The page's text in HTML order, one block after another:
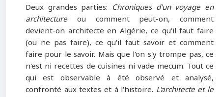
Deux grandes parties: Chroniques d'un voyage en
architecture ou comment peut-on, comment
devient-on architecte en Algérie, ce qu'il faut faire
(ou ne pas faire), ce qu'il faut savoir et comment
faire pour le savoir. Mais que l'on s'y trompe pas, ce
n'est ni recettes de cuisines ni vade mecum. Tout ce
qui est observable à été observé et analysé,
confronté aux textes et à l'histoire. L'architecte et le